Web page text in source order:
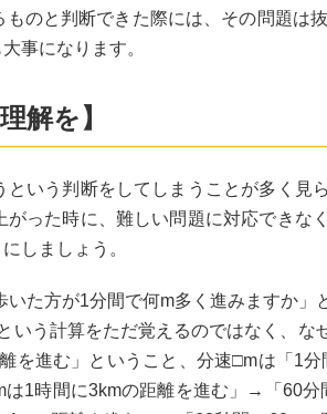
のと判断できた際には、その問題は
事になります。
解を】
いう判断をしてしまうことが多く見
った時に、難しい問題に対応できな
しましょう。
た方が1分間で何m多く進みますか」
う計算をただ覚えるのではなく、な
を進む」ということ、分速□mは「1
1時間に3kmの距離を進む」→「60